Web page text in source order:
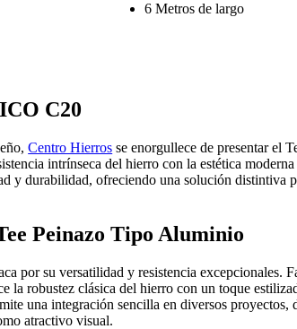
6 Metros de largo
C20
Centro Hierros se enorgullece de presentar el
intrínseca del hierro con la estética
y durabilidad, ofreciendo una solución distintiva
Peinazo Tipo Aluminio
por su versatilidad y resistencia excepcionales.
la robustez clásica del hierro con un toque
una integración sencilla en diversos proyectos,
atractivo visual.